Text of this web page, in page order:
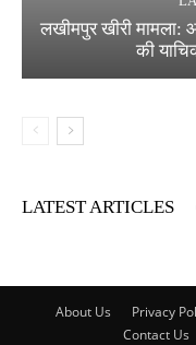
लखीमपुर खीरी मामला:
की
LATEST ARTICLES
About Us Privacy
Contact Us